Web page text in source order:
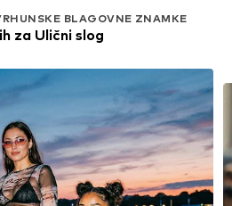
BLAGOVNE ZNAMKE
za Ulični slog